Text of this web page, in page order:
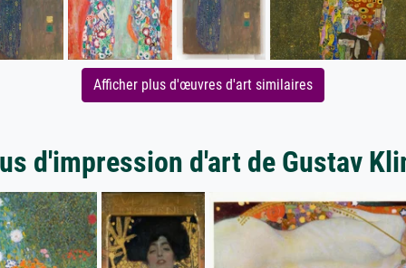
Afficher plus d'œuvres d'art similaires
d'impression d'art de Gustav